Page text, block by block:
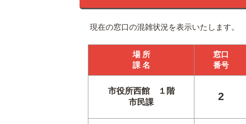
現在の窓口の混雑状況を表示いたします。
場 所
課 名
窓口
番号
市役所西館 １階
市民課
2